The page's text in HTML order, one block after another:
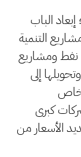
الباب
التنمية
ومشاريع
إلى
كبرى
الأسعار من